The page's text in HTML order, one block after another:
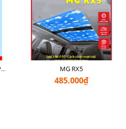
TẤM CHE KÍNH LÁI Ô TÔ GẤP GỌN MG RX5
485.000₫